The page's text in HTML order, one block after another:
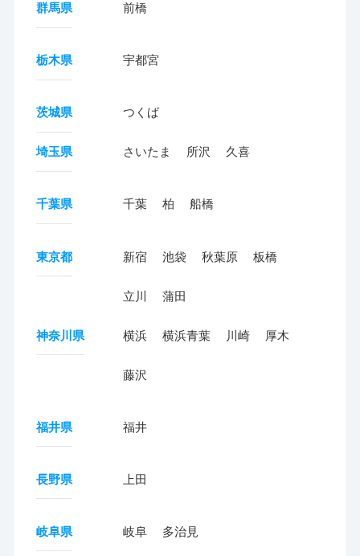
群馬県 前橋
栃木県 宇都宮
茨城県 つくば
埼玉県 さいたま 所沢 久喜
千葉県 千葉 柏 船橋
東京都 新宿 池袋 秋葉原 板橋
立川 蒲田
神奈川県 横浜 横浜青葉 川崎 厚木
藤沢
福井県 福井
長野県 上田
岐阜県 岐阜 多治見